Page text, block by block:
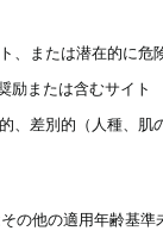
、または潜在的に
励または含むサイト
、差別的（人種、
の他の適用年齢基